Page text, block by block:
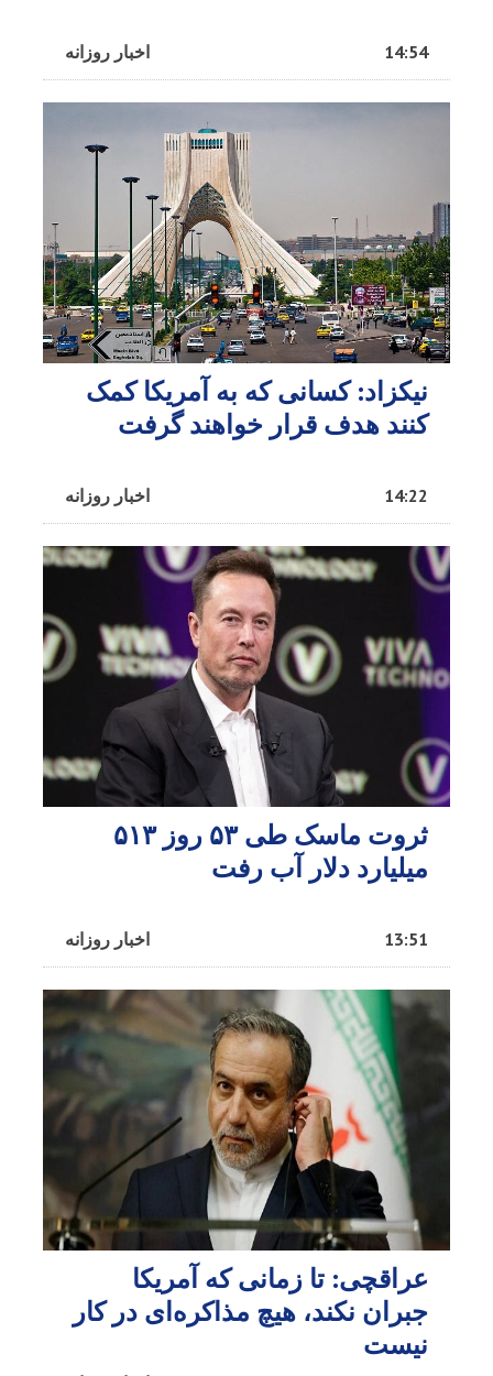
اخبار روزانه 14:54
نیکزاد: کسانی که به آمریکا کمک
کنند هدف قرار خواهند گرفت
اخبار روزانه 14:22
ثروت ماسک طی ۵۳ روز ۵۱۳
میلیارد دلار آب رفت
اخبار روزانه 13:51
عراقچی: تا زمانی که آمریکا
جبران نکند، هیچ مذاکره‌ای در کار
نیست